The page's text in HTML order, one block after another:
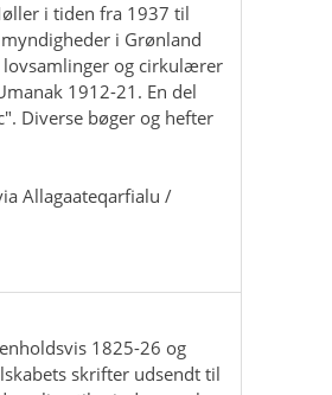
i tiden fra 1937 til
i Grønland
og cirkulærer
1912-21. En del
Diverse bøger og hefter
Allagaateqarfialu /
1825-26 og
skrifter udsendt til